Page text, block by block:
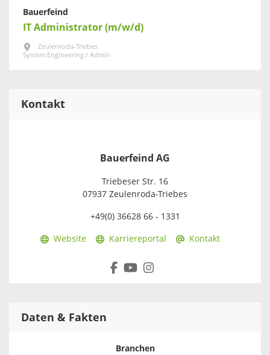
Bauerfeind
IT Administrator (m/w/d)
Zeulenroda-Triebes
System Engineering / Admin
Kontakt
Bauerfeind AG
Triebeser Str. 16
07937 Zeulenroda-Triebes
+49(0) 36628 66 - 1331
Website Karriereportal Kontakt
Daten & Fakten
Branchen